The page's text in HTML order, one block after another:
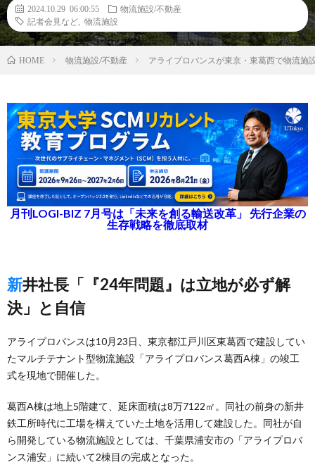
2024.10.29 06:00:55
物流施設/不動産
記者会見など
物流施設
HOME 物流施設/不動産 アライプロバンスが東京・東葛西で物流施
月刊LOGI-BIZ 7月号は「未来を創る輸送改革」 先行企業の
生存戦略を徹底取材
新井社長「『24年問題』は立地が必ず解
決」と自信
アライプロバンスは10月23日、東京都江戸川区東葛西で建設してい
たマルチテナント型物流施設「アライプロバンス葛西A棟」の竣工
式を現地で開催した。
葛西A棟は地上5階建て、延床面積は8万7122㎡。同社の前身の新井
鉄工所時代に工場を構えていた土地を活用して建設した。同社が自
ら開発している物流施設としては、千葉県浦安市の「アライプロバ
ンス浦安」に続いて2棟目の完成となった。